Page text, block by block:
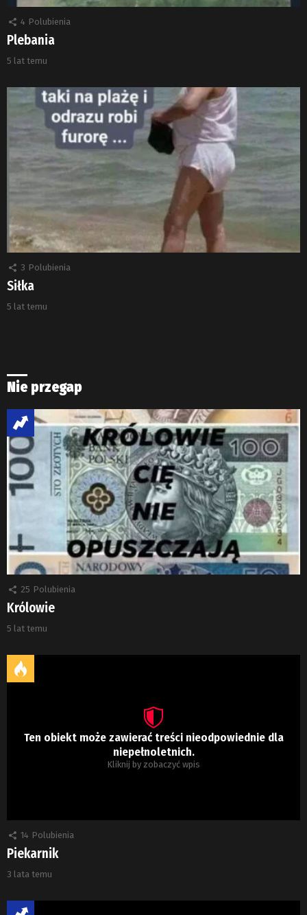
4 Polubienia
Plebania
5 lat temu
3 Polubienia
Siłka
5 lat temu
Nie przegap
25 Polubienia
Królowie
5 lat temu
Ten obiekt może zawierać treści nieodpowiednie dla
niepełnoletnich.
Kliknij by zobaczyć wpis
14 Polubienia
Piekarnik
3 lata temu